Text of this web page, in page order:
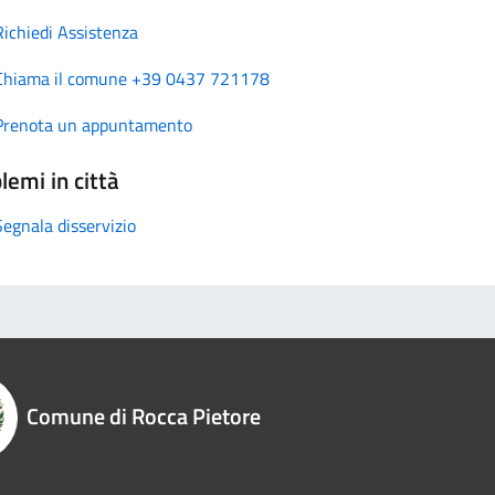
Assistenza
il comune +39 0437 721178
un appuntamento
in città
disservizio
Comune di Rocca Pietore